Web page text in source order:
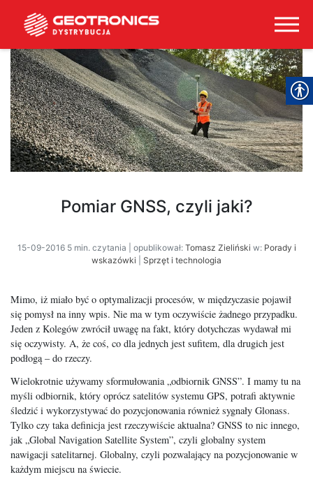
Pomiar GNSS, czyli jaki?
15-09-2016 5 min. czytania | opublikował: Tomasz Zieliński w: Porady i
wskazówki
Sprzęt i technologia
Mimo, iż miało być o optymalizacji procesów, w międzyczasie pojawił
się pomysł na inny wpis. Nie ma w tym oczywiście żadnego przypadku.
Jeden z Kolegów zwrócił uwagę na fakt, który dotychczas wydawał mi
się oczywisty. A, że coś, co dla jednych jest sufitem, dla drugich jest
podłogą – do rzeczy.
Wielokrotnie używamy sformułowania „odbiornik GNSS”. I mamy tu na
myśli odbiornik, który oprócz satelitów systemu GPS, potrafi aktywnie
śledzić i wykorzystywać do pozycjonowania również sygnały Glonass.
Tylko czy taka definicja jest rzeczywiście aktualna? GNSS to nic innego,
jak „Global Navigation Satellite System”, czyli globalny system
nawigacji satelitarnej. Globalny, czyli pozwalający na pozycjonowanie w
każdym miejscu na świecie.